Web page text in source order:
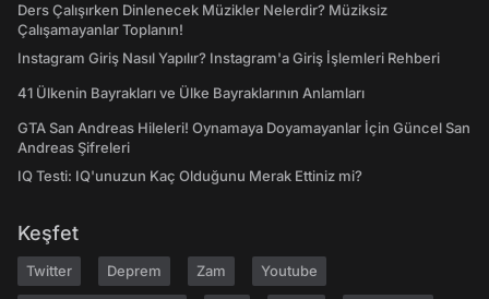
Ders Çalışırken Dinlenecek Müzikler Nelerdir? Müziksiz
Çalışamayanlar Toplanın!
Instagram Giriş Nasıl Yapılır? Instagram'a Giriş İşlemleri Rehberi
41 Ülkenin Bayrakları ve Ülke Bayraklarının Anlamları
GTA San Andreas Hileleri! Oynamaya Doyamayanlar İçin Güncel San
Andreas Şifreleri
IQ Testi: IQ'unuzun Kaç Olduğunu Merak Ettiniz mi?
Keşfet
Twitter Deprem Zam Youtube